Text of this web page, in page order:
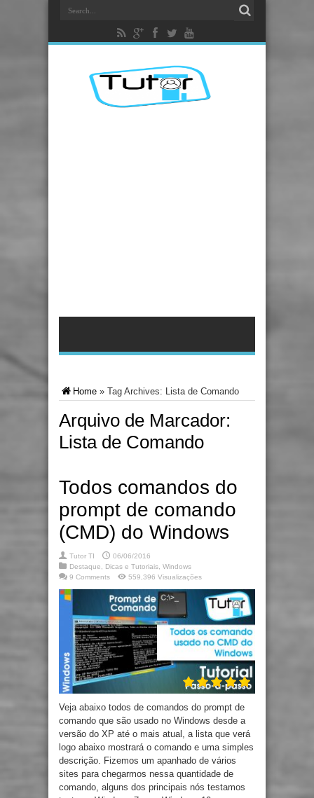
Home » Tag Archives: Lista de Comando
Arquivo de Marcador:
Lista de Comando
Todos comandos do
prompt de comando
(CMD) do Windows
Tutor TI
06/06/2016
Destaque
Dicas e Tutoriais Windows
9 Comments
559,396 Visualizações
Veja abaixo todos de comandos do prompt de
comando que são usado no Windows desde a
versão do XP até o mais atual, a lista que verá
logo abaixo mostrará o comando e uma simples
descrição. Fizemos um apanhado de vários
sites para chegarmos nessa quantidade de
comando, alguns dos principais nós testamos